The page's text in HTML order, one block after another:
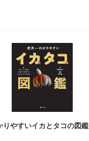
りやすいイカとタコの図鑑